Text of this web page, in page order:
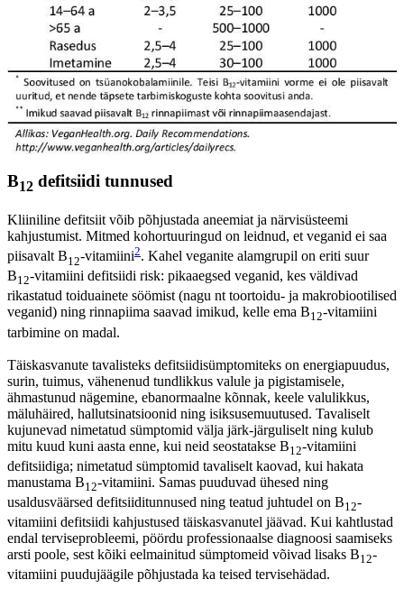
B12 defitsiidi tunnused
Kliiniline defitsiit võib põhjustada aneemiat ja närvisüsteemi
kahjustumist. Mitmed kohortuuringud on leidnud, et veganid ei saa
piisavalt B12-vitamiini2. Kahel veganite alamgrupil on eriti suur
B12-vitamiini defitsiidi risk: pikaaegsed veganid, kes väldivad
rikastatud toiduainete söömist (nagu nt toortoidu- ja makrobiootilised
veganid) ning rinnapiima saavad imikud, kelle ema B12-vitamiini
tarbimine on madal.
Täiskasvanute tavalisteks defitsiidisümptomiteks on energiapuudus,
surin, tuimus, vähenenud tundlikkus valule ja pigistamisele,
ähmastunud nägemine, ebanormaalne kõnnak, keele valulikkus,
mäluhäired, hallutsinatsioonid ning isiksusemuutused. Tavaliselt
kujunevad nimetatud sümptomid välja järk-järguliselt ning kulub
mitu kuud kuni aasta enne, kui neid seostatakse B12-vitamiini
defitsiidiga; nimetatud sümptomid tavaliselt kaovad, kui hakata
manustama B12-vitamiini. Samas puuduvad ühesed ning
usaldusväärsed defitsiiditunnused ning teatud juhtudel on B12-
vitamiini defitsiidi kahjustused täiskasvanutel jäävad. Kui kahtlustad
endal terviseprobleemi, pöördu professionaalse diagnoosi saamiseks
arsti poole, sest kõiki eelmainitud sümptomeid võivad lisaks B12-
vitamiini puudujäägile põhjustada ka teised tervisehädad.